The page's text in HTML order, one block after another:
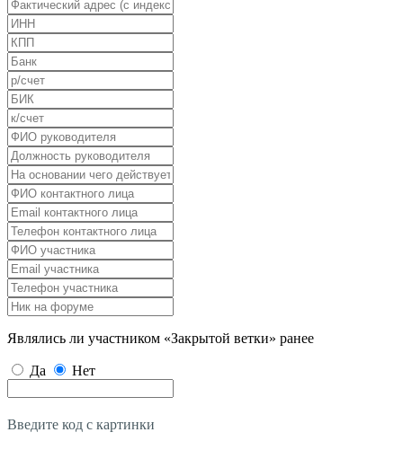
Являлись ли участником «Закрытой ветки» ранее
Да Нет
Введите код с картинки